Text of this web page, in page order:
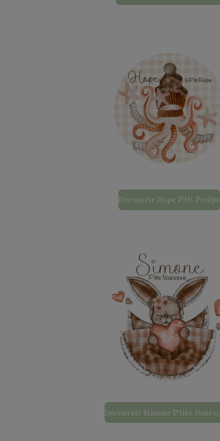
Découvrir Hope P'tit
Découvrir Simone P'tite